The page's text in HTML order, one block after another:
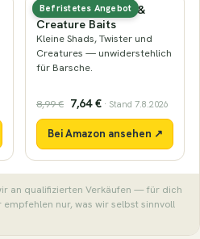
Befristetes Angebot
Mini-Gummiköder &
Creature Baits
Kleine Shads, Twister und
Creatures — unwiderstehlich
für Barsche.
8,99 € 7,64 € · Stand 7.8.2026
Bei Amazon ansehen ↗
an qualifizierten Verkäufen — für dich
nur, was wir selbst sinnvoll